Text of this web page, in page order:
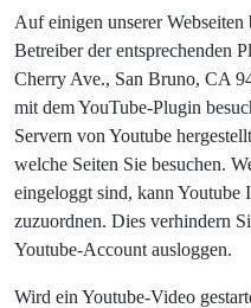
Auf einigen unserer
Betreiber der entsprechenden
Cherry Ave., San Bruno, CA
mit dem YouTube-Plugin
Servern von Youtube
welche Seiten Sie besuchen.
eingeloggt sind, kann Youtube
zuzuordnen. Dies verhindern
Youtube-Account ausloggen.
Wird ein Youtube-Video